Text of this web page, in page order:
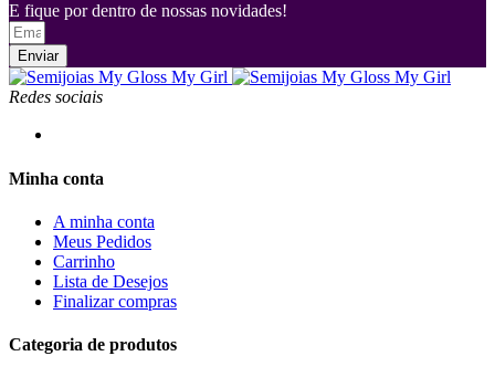
E fique por dentro de nossas novidades!
Enviar
Redes sociais
Minha conta
A minha conta
Meus Pedidos
Carrinho
Lista de Desejos
Finalizar compras
Categoria de produtos